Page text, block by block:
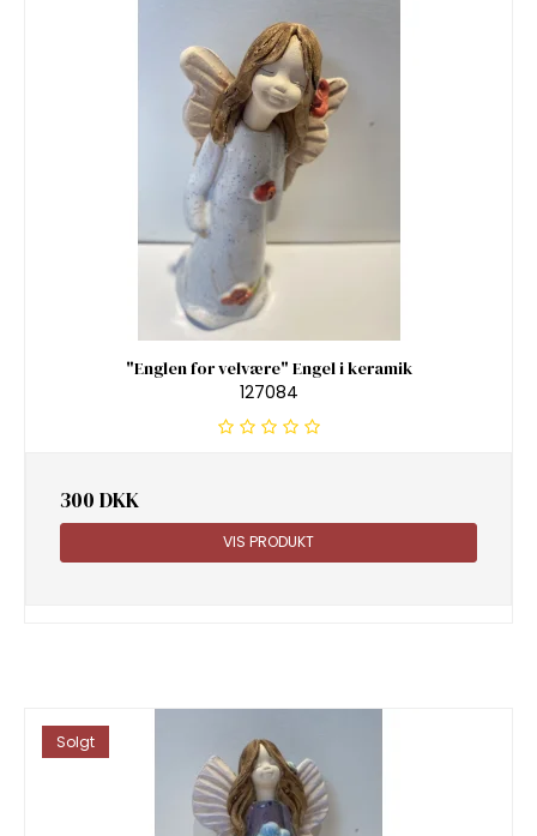
"Englen for velvære" Engel i keramik
127084
300 DKK
VIS PRODUKT
Solgt